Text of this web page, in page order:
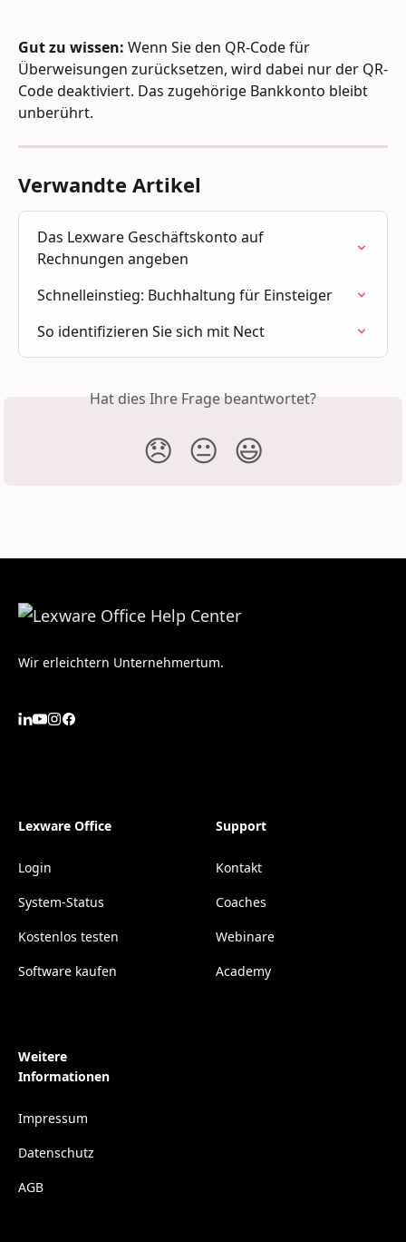
Gut zu wissen: Wenn Sie den QR-Code für
Überweisungen zurücksetzen, wird dabei nur der QR-
Code deaktiviert. Das zugehörige Bankkonto bleibt
unberührt.
Verwandte Artikel
Das Lexware Geschäftskonto auf
Rechnungen angeben
Schnelleinstieg: Buchhaltung für Einsteiger
So identifizieren Sie sich mit Nect
Hat dies Ihre Frage beantwortet?
😞 😐 😃
Wir erleichtern Unternehmertum.
Lexware Office
Login
System-Status
Kostenlos testen
Software kaufen
Support
Kontakt
Coaches
Webinare
Academy
Weitere
Informationen
Impressum
Datenschutz
AGB